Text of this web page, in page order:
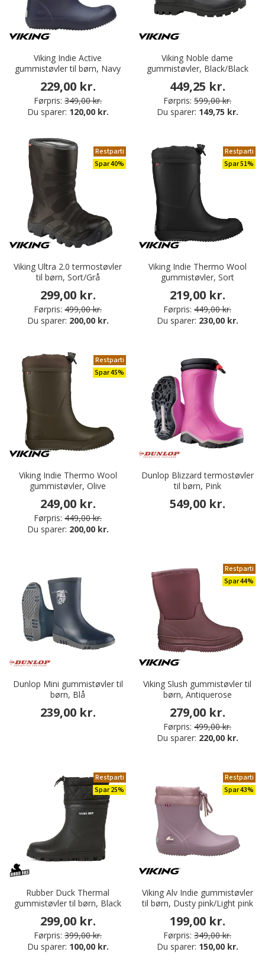
Viking Indie Active
gummistøvler til børn, Navy
229,00 kr.
Førpris: 349,00 kr.
Du sparer: 120,00 kr.
Viking Noble dame
gummistøvler, Black/Black
449,25 kr.
Førpris: 599,00 kr.
Du sparer: 149,75 kr.
Restparti
Spar 40%
Viking Ultra 2.0 termostøvler
til børn, Sort/Grå
299,00 kr.
Førpris: 499,00 kr.
Du sparer: 200,00 kr.
Restparti
Spar 51%
Viking Indie Thermo Wool
gummistøvler, Sort
219,00 kr.
Førpris: 449,00 kr.
Du sparer: 230,00 kr.
Restparti
Spar 45%
Viking Indie Thermo Wool
gummistøvler, Olive
249,00 kr.
Førpris: 449,00 kr.
Du sparer: 200,00 kr.
Dunlop Blizzard termostøvler
til børn, Pink
549,00 kr.
Dunlop Mini gummistøvler til
børn, Blå
239,00 kr.
Restparti
Spar 44%
Viking Slush gummistøvler til
børn, Antiquerose
279,00 kr.
Førpris: 499,00 kr.
Du sparer: 220,00 kr.
Restparti
Spar 25%
Rubber Duck Thermal
gummistøvler til børn, Black
299,00 kr.
Førpris: 399,00 kr.
Du sparer: 100,00 kr.
Restparti
Spar 43%
Viking Alv Indie gummistøvler
til børn, Dusty pink/Light pink
199,00 kr.
Førpris: 349,00 kr.
Du sparer: 150,00 kr.